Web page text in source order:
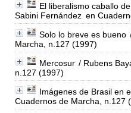
El liberalismo caballo
Sabini Fernández en
Solo lo breve es bueno
Marcha, n.127 (1997)
Mercosur / Rubens
n.127 (1997)
Imágenes de Brasil en
Cuadernos de Marcha, n.127